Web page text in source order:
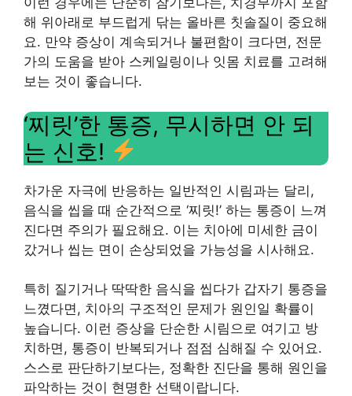
해 위아래로 부드럽게 닦는 올바른 칫솔질이 중요해
요. 만약 증상이 계속되거나 불편함이 크다면, 전문
가의 도움을 받아 스케일링이나 잇몸 치료를 고려해
보는 것이 좋습니다.
‘찌릿’한 통증, 무시하면 안 되
는 신호!
차가운 자극에 반응하는 일반적인 시림과는 달리,
음식을 씹을 때 순간적으로 ‘찌릿!’ 하는 통증이 느껴
진다면 주의가 필요해요. 이는 치아에 미세한 금이
갔거나 씹는 면이 손상되었을 가능성을 시사해요.
특히 질기거나 딱딱한 음식을 씹다가 갑자기 통증을
느꼈다면, 치아의 구조적인 문제가 원인일 확률이
높습니다. 이런 증상을 단순한 시림으로 여기고 방
치하면, 통증이 반복되거나 점점 심해질 수 있어요.
스스로 판단하기보다는, 정확한 진단을 통해 원인을
파악하는 것이 현명한 선택이랍니다.